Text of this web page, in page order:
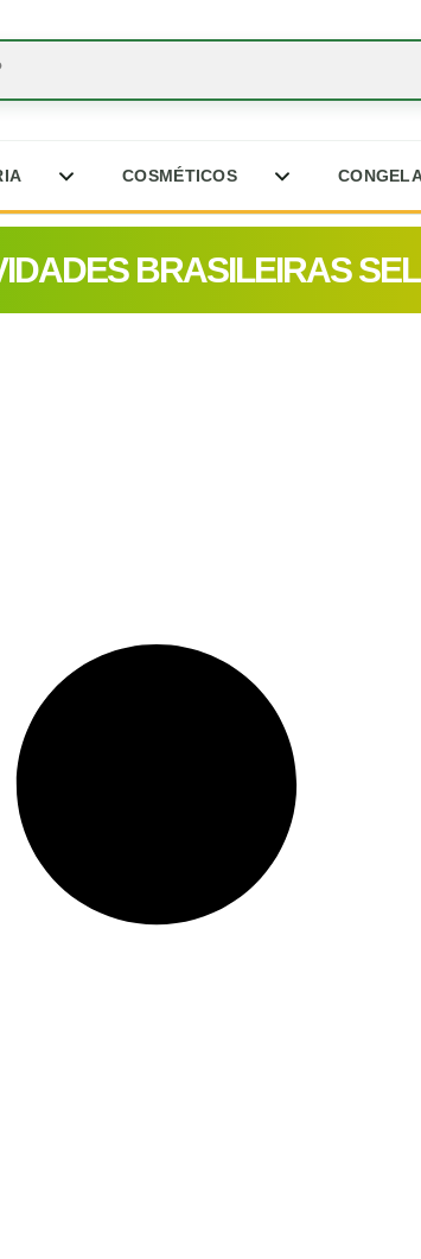
COSMÉTICOS
BRASILEIRAS